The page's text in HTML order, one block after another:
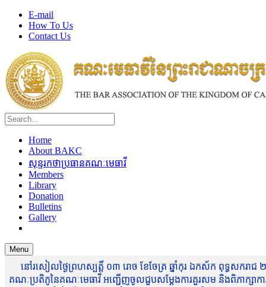
E-mail
How To Us
Contact Us
Home
About BAKC
សុន្ទរកថាប្រធានគណៈមេធាវី
Members
Library
Donation
Bulletins
Gallery
Menu
នៅរសៀលថ្ងៃព្រហស្បត្តិ៍ ០៣ រោច ខែចែត្រ ឆ្នាំកុរ ឯកស័ក ពុទ្ធសករាជ
គណៈប្រតិភូនៃគណៈមេធាវី អញ្ជើញចូលជួបសម្តែងការគួរសម និងពិភាក្សាកា